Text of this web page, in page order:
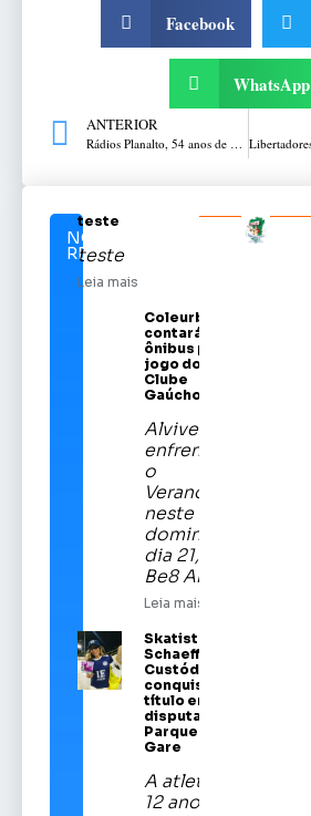
Facebook
WhatsApp
ANTERIOR
Rádios Planalto, 54 anos de história na radiodifusão!
NOTÍCIAS
RELACIONADAS
teste
teste
Leia mais
Coleurb
contará com
ônibus para
jogo do Sport
Clube
Gaúcho
Alviverde
enfrentará
o
Veranópolis
neste
domingo,
dia 21, na
Be8 Arena
Leia mais
Skatista Alice
Schaeffer
Custódio
conquista
título em
disputa no
Parque da
Gare
A atleta de
12 anos é a